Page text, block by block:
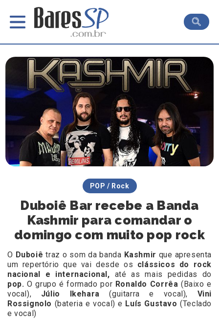
POP / Rock
Duboiê Bar recebe a Banda
Kashmir para comandar o
domingo com muito pop rock
O Duboiê traz o som da banda Kashmir que apresenta
um repertório que vai desde os clássicos do rock
nacional e internacional, até as mais pedidas do
pop.O grupo é formado por Ronaldo Corrêa (Baixo e
vocal), Júlio Ikehara(guitarra e vocal), Vini
Rossignolo (bateria e vocal) e Luís Gustavo(Teclado
e vocal)